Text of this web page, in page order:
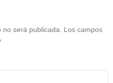
será publicada.
Los campos